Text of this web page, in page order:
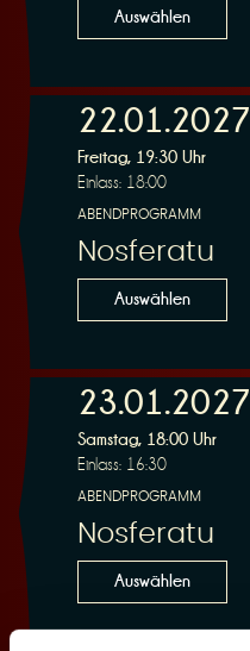
e
r
v
i
Auswählen
22.01.2027
Freitag, 19:30 Uhr
Einlass: 18:00
ABENDPROGRAMM
Nosferatu
Auswählen
23.01.2027
Samstag, 18:00 Uhr
Einlass: 16:30
ABENDPROGRAMM
Nosferatu
Auswählen